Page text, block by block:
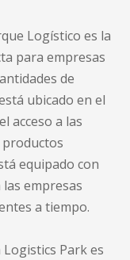
Logístico es la
para empresas
de
ubicado en el
acceso a las
equipado con
empresas
a tiempo.
Park es